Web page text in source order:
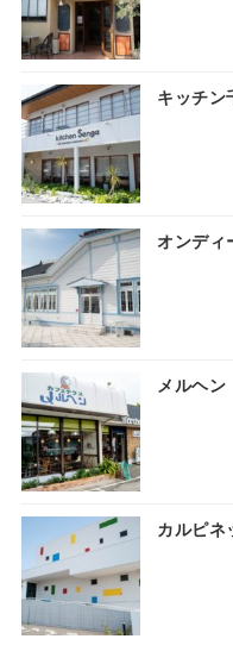
キッチン
オンディ
メルヘン
カルピネ